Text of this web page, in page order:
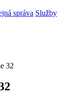
správa Služby
32